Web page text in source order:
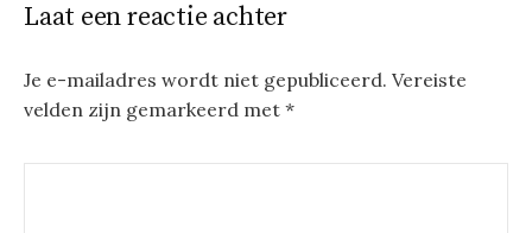
Laat een reactie achter
Je e-mailadres wordt niet gepubliceerd. Vereiste
velden zijn gemarkeerd met *